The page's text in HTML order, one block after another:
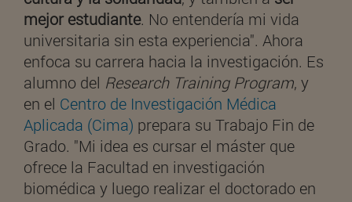
mejor estudiante. No entendería mi vida
universitaria sin esta experiencia". Ahora
enfoca su carrera hacia la investigación. Es
alumno del Research Training Program, y
en el Centro de Investigación Médica
Aplicada (Cima) prepara su Trabajo Fin de
Grado. "Mi idea es cursar el máster que
ofrece la Facultad en investigación
biomédica y luego realizar el doctorado en